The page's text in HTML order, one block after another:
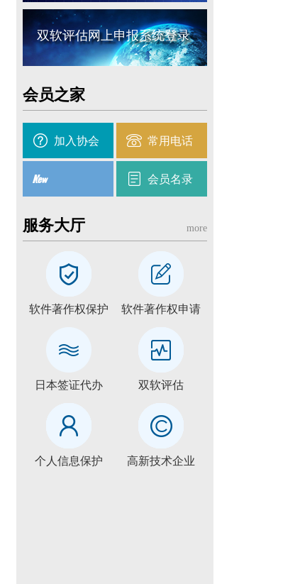
双软评估网上申报系统登录
会员之家
加入协会 常用电话
会员名录
服务大厅 more
软件著作权保护 软件著作权申请
日本签证代办 双软评估
个人信息保护 高新技术企业